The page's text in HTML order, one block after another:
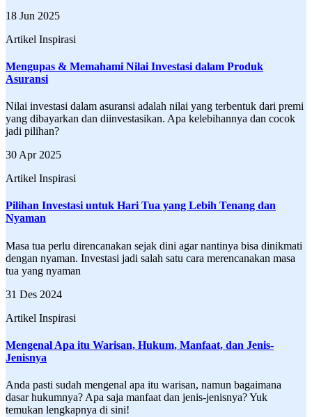
18 Jun 2025
Artikel Inspirasi
Mengupas & Memahami Nilai Investasi dalam Produk
Asuransi
Nilai investasi dalam asuransi adalah nilai yang terbentuk dari premi
yang dibayarkan dan diinvestasikan. Apa kelebihannya dan cocok
jadi pilihan?
30 Apr 2025
Artikel Inspirasi
Pilihan Investasi untuk Hari Tua yang Lebih Tenang dan
Nyaman
Masa tua perlu direncanakan sejak dini agar nantinya bisa dinikmati
dengan nyaman. Investasi jadi salah satu cara merencanakan masa
tua yang nyaman
31 Des 2024
Artikel Inspirasi
Mengenal Apa itu Warisan, Hukum, Manfaat, dan Jenis-
Jenisnya
Anda pasti sudah mengenal apa itu warisan, namun bagaimana
dasar hukumnya? Apa saja manfaat dan jenis-jenisnya? Yuk
temukan lengkapnya di sini!